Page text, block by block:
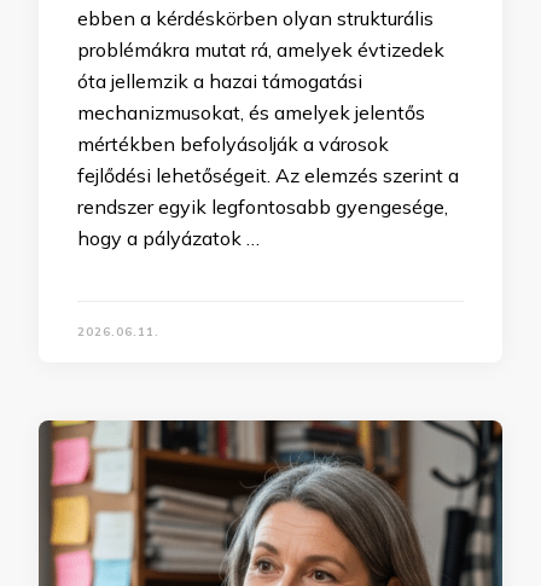
ebben a kérdéskörben olyan strukturális
problémákra mutat rá, amelyek évtizedek
óta jellemzik a hazai támogatási
mechanizmusokat, és amelyek jelentős
mértékben befolyásolják a városok
fejlődési lehetőségeit. Az elemzés szerint a
rendszer egyik legfontosabb gyengesége,
hogy a pályázatok …
2026.06.11.